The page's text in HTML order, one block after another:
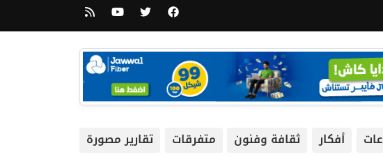
أفكار ثقافة وفنون متفرقات
تقارير مصورة